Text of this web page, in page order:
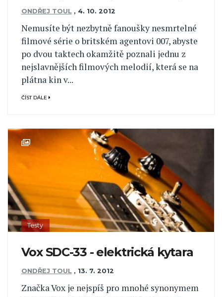
ONDŘEJ TOUL , 4. 10. 2012
Nemusíte být nezbytně fanoušky nesmrtelné
filmové série o britském agentovi 007, abyste
po dvou taktech okamžitě poznali jednu z
nejslavnějších filmových melodií, která se na
plátna kin v...
ČÍST DÁLE
Testy
Vox SDC-33 - elektrická kytara
ONDŘEJ TOUL , 13. 7. 2012
Značka Vox je nejspíš pro mnohé synonymem